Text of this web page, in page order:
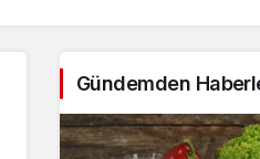
Gündemden